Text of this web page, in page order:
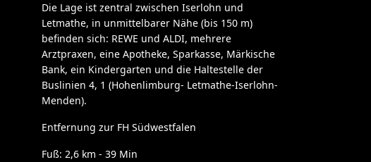
Die Lage ist zentral zwischen Iserlohn und
Letmathe, in unmittelbarer Nähe (bis 150 m)
befinden sich: REWE und ALDI, mehrere
Arztpraxen, eine Apotheke, Sparkasse, Märkische
Bank, ein Kindergarten und die Haltestelle der
Buslinien 4, 1 (Hohenlimburg- Letmathe-Iserlohn-
Menden).
Entfernung zur FH Südwestfalen
Fuß: 2,6 km - 39 Min